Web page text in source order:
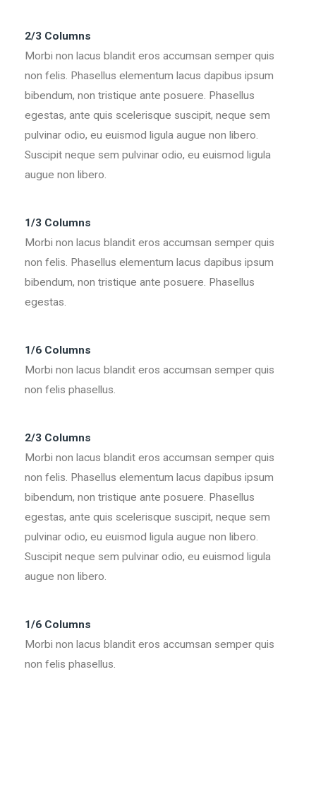
2/3 Columns
Morbi non lacus blandit eros accumsan semper quis
non felis. Phasellus elementum lacus dapibus ipsum
bibendum, non tristique ante posuere. Phasellus
egestas, ante quis scelerisque suscipit, neque sem
pulvinar odio, eu euismod ligula augue non libero.
Suscipit neque sem pulvinar odio, eu euismod ligula
augue non libero.
1/3 Columns
Morbi non lacus blandit eros accumsan semper quis
non felis. Phasellus elementum lacus dapibus ipsum
bibendum, non tristique ante posuere. Phasellus
egestas.
1/6 Columns
Morbi non lacus blandit eros accumsan semper quis
non felis phasellus.
2/3 Columns
Morbi non lacus blandit eros accumsan semper quis
non felis. Phasellus elementum lacus dapibus ipsum
bibendum, non tristique ante posuere. Phasellus
egestas, ante quis scelerisque suscipit, neque sem
pulvinar odio, eu euismod ligula augue non libero.
Suscipit neque sem pulvinar odio, eu euismod ligula
augue non libero.
1/6 Columns
Morbi non lacus blandit eros accumsan semper quis
non felis phasellus.